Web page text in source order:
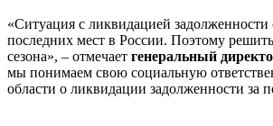
«Ситуация с ликвидацией
последних мест в России. Поэтому
сезона», – отмечает генеральный
мы понимаем свою социальную
области о ликвидации задолженности за